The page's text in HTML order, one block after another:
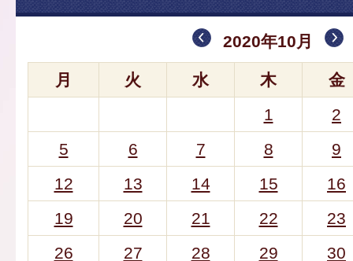
2020年10月
月 火 水 木
金
1
2
5
6 7 8
9
12
13 14 15
16
19
20 21 22
23
26
27 28 29 30